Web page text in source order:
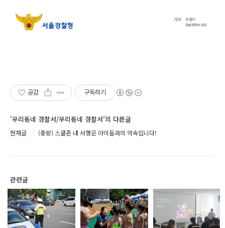
공감 구독하기
'우리동네 경찰서/우리동네 경찰서'의 다른글
현재글 (중랑) 스쿨존 내 서행은 아이들과의 약속입니다!
관련글